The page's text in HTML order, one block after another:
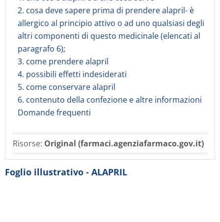
2. cosa deve sapere prima di prendere alapril- è
allergico al principio attivo o ad uno qualsiasi degli
altri componenti di questo medicinale (elencati al
paragrafo 6);
3. come prendere alapril
4. possibili effetti indesiderati
5. come conservare alapril
6. contenuto della confezione e altre informazioni
Domande frequenti
Risorse: Original (farmaci.agenziafarmaco.gov.it)
Foglio illustrativo - ALAPRIL